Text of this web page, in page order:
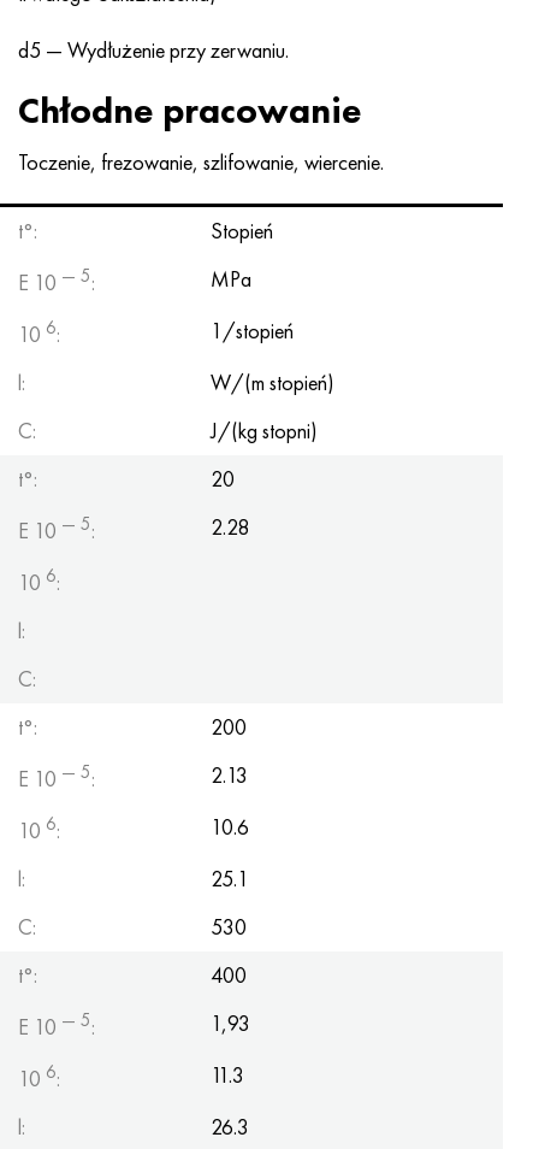
d5 — Wydłużenie przy zerwaniu.
Chłodne pracowanie
Toczenie, frezowanie, szlifowanie, wiercenie.
t°:
Stopień
E 10 — 5:
MPa
10 6:
1/stopień
l:
W/(m stopień)
C:
J/(kg stopni)
t°:
20
E 10 — 5:
2.28
10 6:
l:
C:
t°:
200
E 10 — 5:
2.13
10 6:
10.6
l:
25.1
C:
530
t°:
400
E 10 — 5:
1,93
10 6:
11.3
l:
26.3
Hastelloy C-276
Udimet 720
40XFA, 1.7223, AISI 4142
45HN2MFA, k2425, 45hnmf